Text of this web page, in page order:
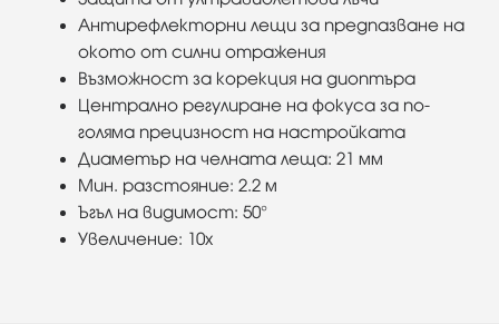
Антирефлекторни лещи за предпазване на
окото от силни отражения
Възможност за корекция на диоптъра
Централно регулиране на фокуса за по-
голяма прецизност на настройката
Диаметър на челната леща: 21 мм
Мин. разстояние: 2.2 м
Ъгъл на видимост: 50°
Увеличение: 10х